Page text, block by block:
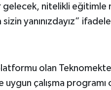
gelecek, nitelikli
yanınızdayız”
olan
uygun çalışma